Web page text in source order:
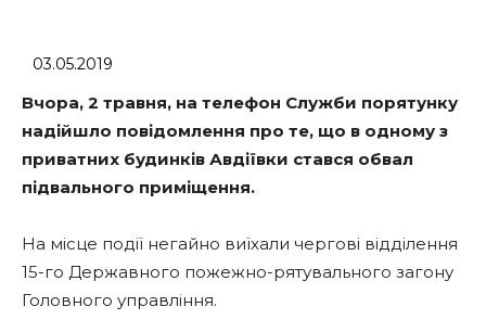
03.05.2019
Вчора, 2 травня, на телефон Служби порятунку
надійшло повідомлення про те, що в одному з
приватних будинків Авдіївки стався обвал
підвального приміщення.
На місце події негайно виїхали чергові відділення
15-го Державного пожежно-рятувального загону
Головного управління.